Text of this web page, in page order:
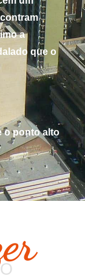
a
que o
o ponto alto